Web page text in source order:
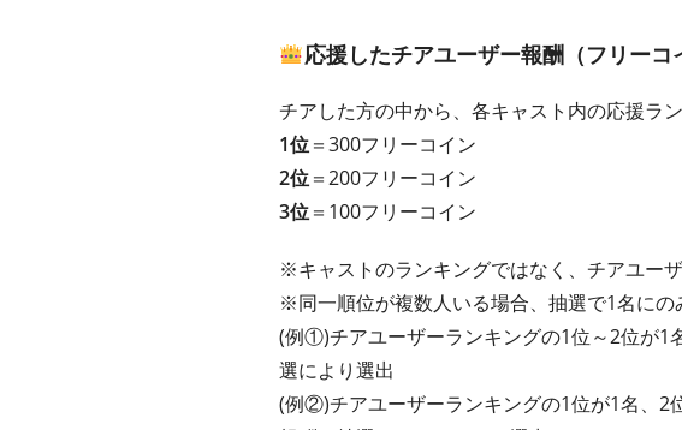
応援したチアユーザー報酬（フリーコ
チアした方の中から、各キャスト内の応援ラ
1位＝300フリーコイン
2位＝200フリーコイン
3位＝100フリーコイン
※キャストのランキングではなく、チアユーザ
※同一順位が複数人いる場合、抽選で1名にの
(例①)チアユーザーランキングの1位～2位が1
選により選出
(例②)チアユーザーランキングの1位が1名、2